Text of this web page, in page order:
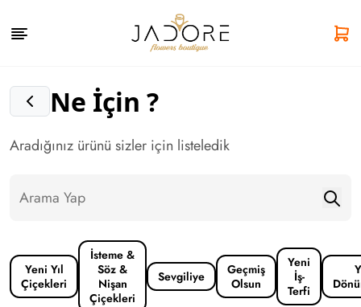
Ne İçin ?
Aradığınız ürünü sizler için listeledik
Yeni Yıl
Çiçekleri
İsteme &
Söz &
Nişan
Çiçekleri
Sevgiliye
Geçmiş
Olsun
Yeni
İş-
Terfi